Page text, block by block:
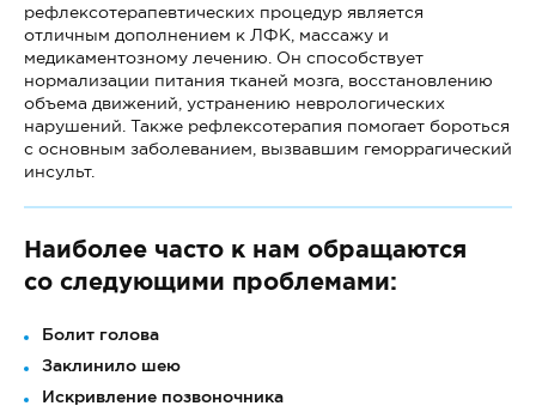
рефлексотерапевтических процедур является
отличным дополнением к ЛФК, массажу и
медикаментозному лечению. Он способствует
нормализации питания тканей мозга, восстановлению
объема движений, устранению неврологических
нарушений. Также рефлексотерапия помогает бороться
с основным заболеванием, вызвавшим геморрагический
инсульт.
Наиболее часто к нам обращаются
со следующими проблемами:
Болит голова
Заклинило шею
Искривление позвоночника